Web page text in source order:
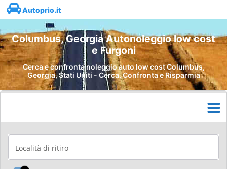
Autoprio.it
Columbus, Georgia Autonoleggio low cost
e Furgoni
Cerca e confronta noleggio auto low cost Columbus,
Georgia, Stati Uniti - Cerca, Confronta e Risparmia
Località di ritiro